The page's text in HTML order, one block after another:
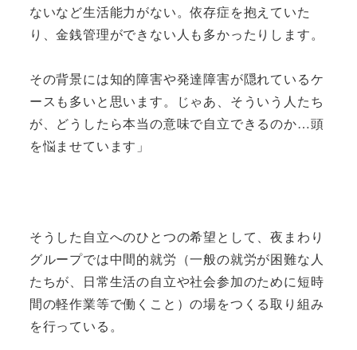
ないなど生活能力がない。依存症を抱えていた
り、金銭管理ができない人も多かったりします。
その背景には知的障害や発達障害が隠れているケ
ースも多いと思います。じゃあ、そういう人たち
が、どうしたら本当の意味で自立できるのか…頭
を悩ませています」
そうした自立へのひとつの希望として、夜まわり
グループでは中間的就労（一般の就労が困難な人
たちが、日常生活の自立や社会参加のために短時
間の軽作業等で働くこと）の場をつくる取り組み
を行っている。